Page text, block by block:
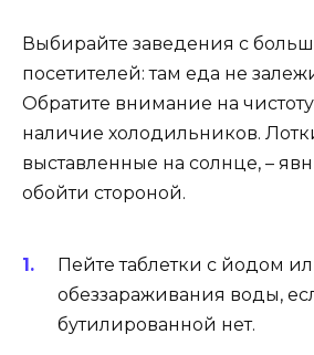
Выбирайте заведения с
посетителей: там еда не
Обратите внимание на
наличие холодильников.
выставленные на солнце, –
обойти стороной.
Пейте таблетки с йодом
обеззараживания воды,
бутилированной нет.